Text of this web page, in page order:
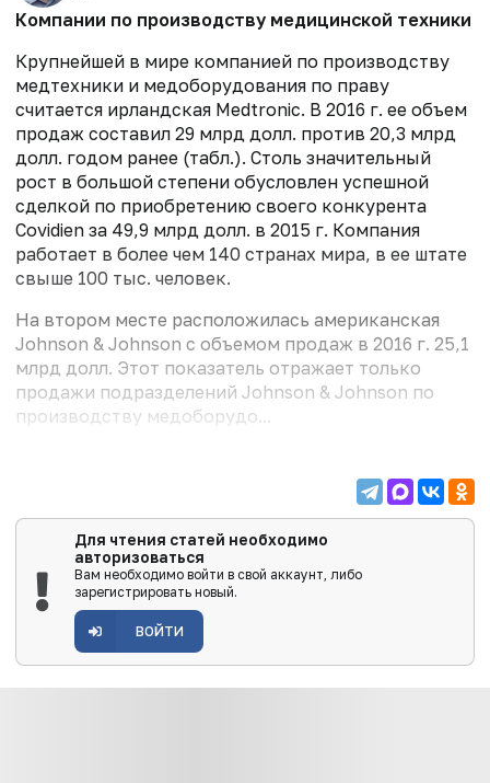
Компании по производству медицинской техники
Крупнейшей в мире компанией по производству
медтехники и мед­оборудования по праву
считается ирландская Medtronic. В 2016 г. ее объем
продаж составил 29 млрд долл. против 20,3 млрд
долл. годом ранее (табл.). Столь значительный
рост в большой степени обусловлен успешной
сделкой по приобретению своего конкурента
Covidien за 49,9 млрд долл. в 2015 г. Компания
работает в более чем 140 странах мира, в ее штате
свыше 100 тыс. человек.
На втором месте расположилась американская
Johnson & Johnson с объемом продаж в 2016 г. 25,1
млрд долл. Этот показатель отражает только
продажи подразделений Johnson & Johnson по
производству мед­оборудо...
Для чтения статей необходимо
авторизоваться
Вам необходимо войти в свой аккаунт, либо
зарегистрировать новый.
ВОЙТИ